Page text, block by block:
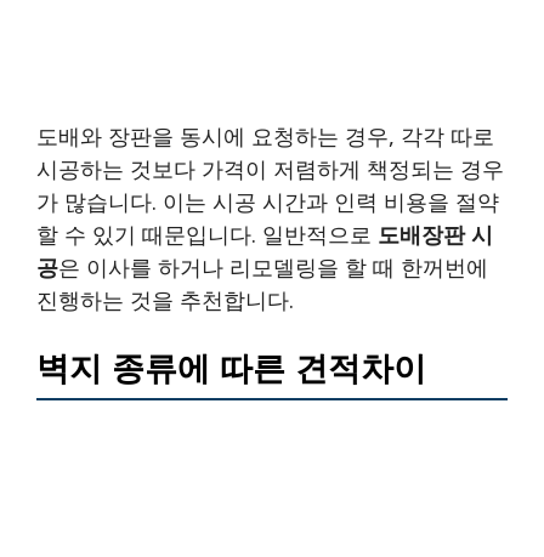
도배와 장판을 동시에 요청하는 경우, 각각 따로
시공하는 것보다 가격이 저렴하게 책정되는 경우
가 많습니다. 이는 시공 시간과 인력 비용을 절약
할 수 있기 때문입니다. 일반적으로 도배장판 시
공은 이사를 하거나 리모델링을 할 때 한꺼번에
진행하는 것을 추천합니다.
벽지 종류에 따른 견적차이